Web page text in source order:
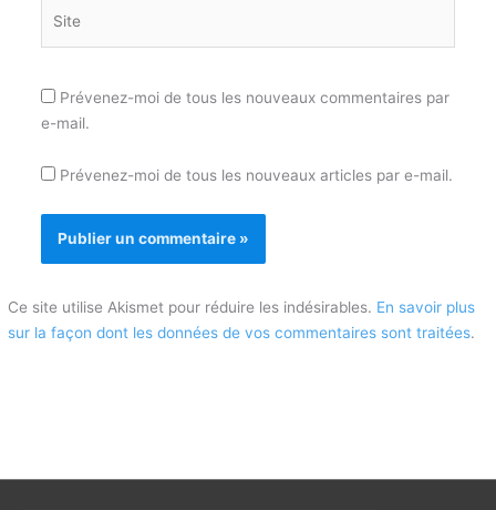
Prévenez-moi de tous les nouveaux commentaires par
e-mail.
Prévenez-moi de tous les nouveaux articles par e-mail.
Ce site utilise Akismet pour réduire les indésirables. En savoir plus
sur la façon dont les données de vos commentaires sont traitées.